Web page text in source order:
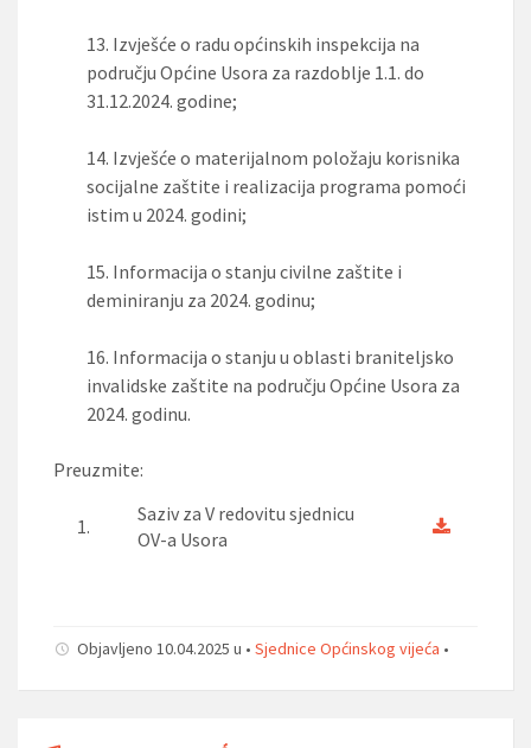
13. Izvješće o radu općinskih inspekcija na
području Općine Usora za razdoblje 1.1. do
31.12.2024. godine;
14. Izvješće o materijalnom položaju korisnika
socijalne zaštite i realizacija programa pomoći
istim u 2024. godini;
15. Informacija o stanju civilne zaštite i
deminiranju za 2024. godinu;
16. Informacija o stanju u oblasti braniteljsko
invalidske zaštite na području Općine Usora za
2024. godinu.
Preuzmite:
1.
Saziv za V redovitu sjednicu
OV-a Usora
Objavljeno 10.04.2025 u • Sjednice Općinskog vijeća •